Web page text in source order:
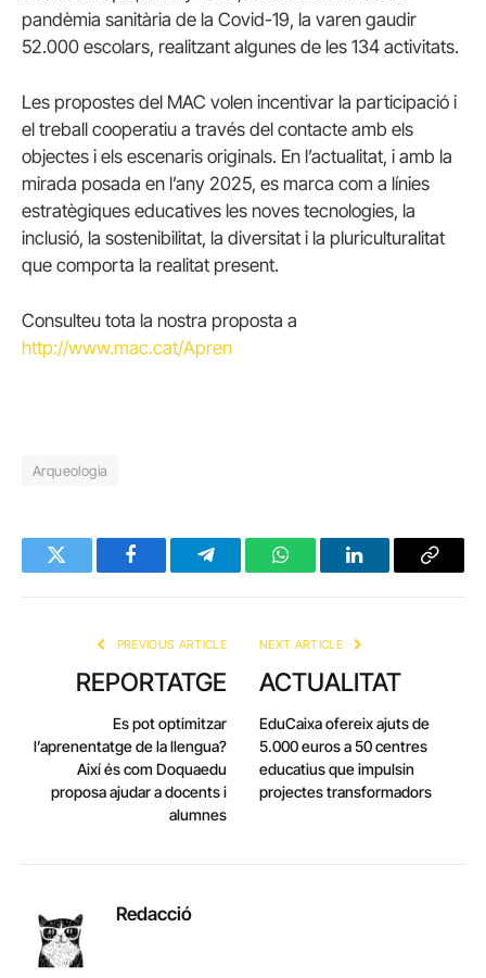
pandèmia sanitària de la Covid-19, la varen gaudir
52.000 escolars, realitzant algunes de les 134 activitats.
Les propostes del MAC volen incentivar la participació i
el treball cooperatiu a través del contacte amb els
objectes i els escenaris originals. En l’actualitat, i amb la
mirada posada en l’any 2025, es marca com a línies
estratègiques educatives les noves tecnologies, la
inclusió, la sostenibilitat, la diversitat i la pluriculturalitat
que comporta la realitat present.
Consulteu tota la nostra proposta a
http://www.mac.cat/Apren
Arqueologia
Twitter FacebookTelegramWhatsAppLinkedInCopy
PREVIOUS ARTICLE
REPORTATGE
Es pot optimitzar
l’aprenentatge de la llengua?
Així és com Doquaedu
proposa ajudar a docents i
alumnes
NEXT ARTICLE
ACTUALITAT
EduCaixa ofereix ajuts de
5.000 euros a 50 centres
educatius que impulsin
projectes transformadors
Redacció